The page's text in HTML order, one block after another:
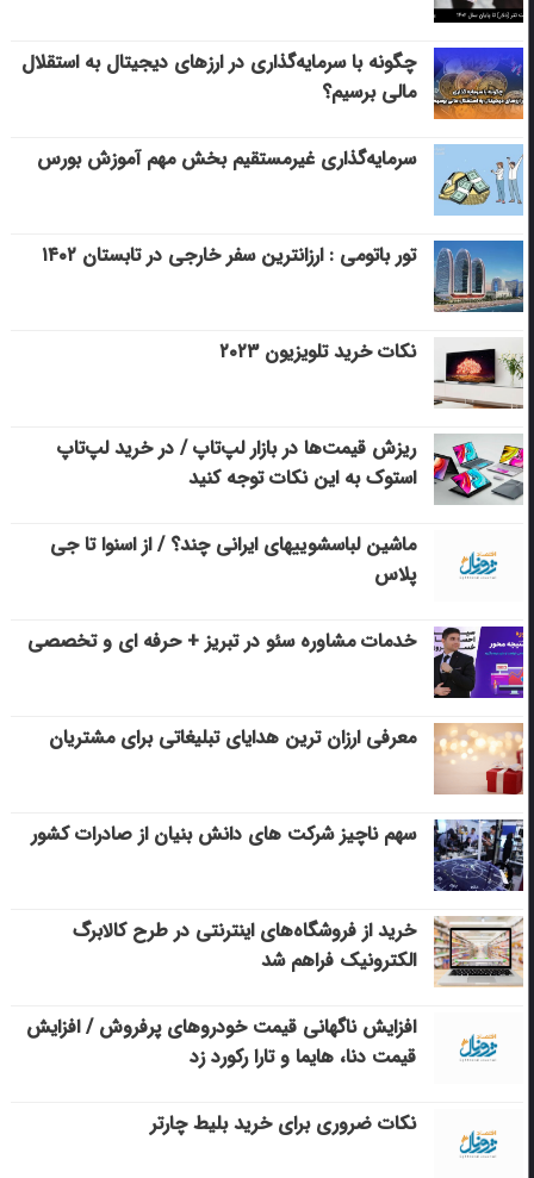
چگونه با سرمایه‌گذاری در ارزهای دیجیتال به استقلال
مالی برسیم؟
سرمایه‌گذاری غیرمستقیم بخش مهم آموزش بورس
تور باتومی : ارزانترین سفر خارجی در تابستان ۱۴۰۲
نکات خرید تلویزیون ۲۰۲۳
ریزش قیمت‌ها در بازار لپ‌تاپ / در خرید لپ‌تاپ
استوک به این نکات توجه کنید
ماشین لباسشویی‎های ایرانی چند؟ / از اسنوا تا جی
پلاس
خدمات مشاوره سئو در تبریز + حرفه ای و تخصصی
معرفی ارزان ترین هدایای تبلیغاتی برای مشتریان
سهم ناچیز شرکت های دانش بنیان از صادرات کشور
خرید از فروشگاه‌های اینترنتی در طرح کالابرگ
الکترونیک فراهم شد
افزایش ناگهانی قیمت خودروهای پرفروش / افزایش
قیمت دنا، هایما و تارا رکورد زد
نکات ضروری برای خرید بلیط چارتر